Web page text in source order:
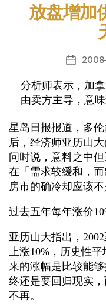
放盘增加
发
日
期
分析师表示，加
由卖方主导，意
星岛日报报道，多
后，经济师亚历山
问时说，意料之中
在「需求较缓和，
房市的确冷却应该不
过去五年每年涨价
亚历山大指出，
上涨10%，历史性
来的涨幅是比较能
终还是要回归现实
不再。